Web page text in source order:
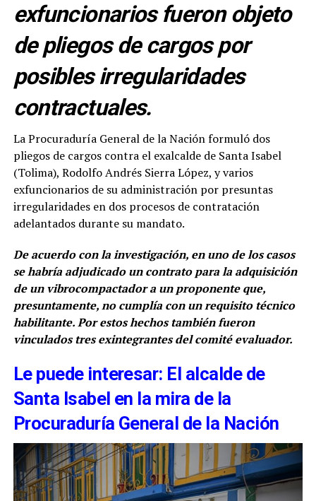
exfuncionarios fueron objeto
de pliegos de cargos por
posibles irregularidades
contractuales.
La Procuraduría General de la Nación formuló dos
pliegos de cargos contra el exalcalde de Santa Isabel
(Tolima), Rodolfo Andrés Sierra López, y varios
exfuncionarios de su administración por presuntas
irregularidades en dos procesos de contratación
adelantados durante su mandato.
De acuerdo con la investigación, en uno de los casos
se habría adjudicado un contrato para la adquisición
de un vibrocompactador a un proponente que,
presuntamente, no cumplía con un requisito técnico
habilitante. Por estos hechos también fueron
vinculados tres exintegrantes del comité evaluador.
Le puede interesar: El alcalde de
Santa Isabel en la mira de la
Procuraduría General de la Nación